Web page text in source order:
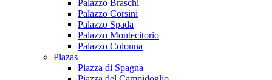
Palazzo Braschi
Palazzo Corsini
Palazzo Spada
Palazzo Montecitorio
Palazzo Colonna
Plazas
Piazza di Spagna